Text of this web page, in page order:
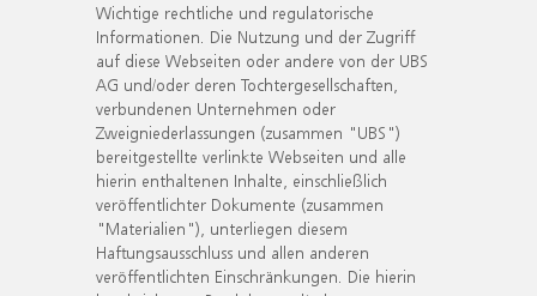
Wichtige rechtliche und regulatorische
Informationen. Die Nutzung und der Zugriff
auf diese Webseiten oder andere von der UBS
AG und/oder deren Tochtergesellschaften,
verbundenen Unternehmen oder
Zweigniederlassungen (zusammen "UBS")
bereitgestellte verlinkte Webseiten und alle
hierin enthaltenen Inhalte, einschließlich
veröffentlichter Dokumente (zusammen
"Materialien"), unterliegen diesem
Haftungsausschluss und allen anderen
veröffentlichten Einschränkungen. Die hierin